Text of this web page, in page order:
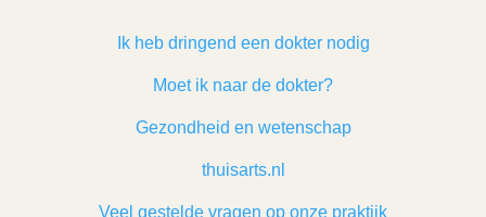
Ik heb dringend een dokter nodig
Moet ik naar de dokter?
Gezondheid en wetenschap
thuisarts.nl
Veel gestelde vragen op onze praktijk